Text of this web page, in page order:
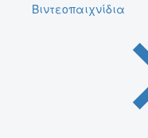
Βιντεοπαιχνίδια